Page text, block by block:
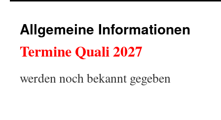
Allgemeine Informationen
Termine Quali 2027
werden noch bekannt gegeben